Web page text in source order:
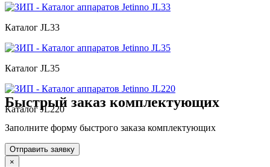
Каталог JL33
Каталог JL35
Каталог JL220
Быстрый заказ комплектующих
Заполните форму быстрого заказа комплектующих
Отправить заявку
×